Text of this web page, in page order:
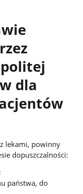
dla
lekami, powinny
dopuszczalności:
państwa, do